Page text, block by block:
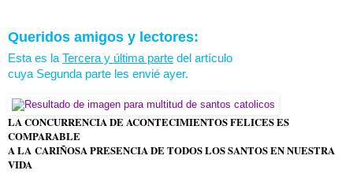
Queridos amigos y lectores:
Esta es la Tercera y última parte del artículo
cuya Segunda parte les envié ayer.
LA CONCURRENCIA DE ACONTECIMIENTOS FELICES ES
COMPARABLE
A LA CARIÑOSA PRESENCIA DE TODOS LOS SANTOS EN NUESTRA
VIDA